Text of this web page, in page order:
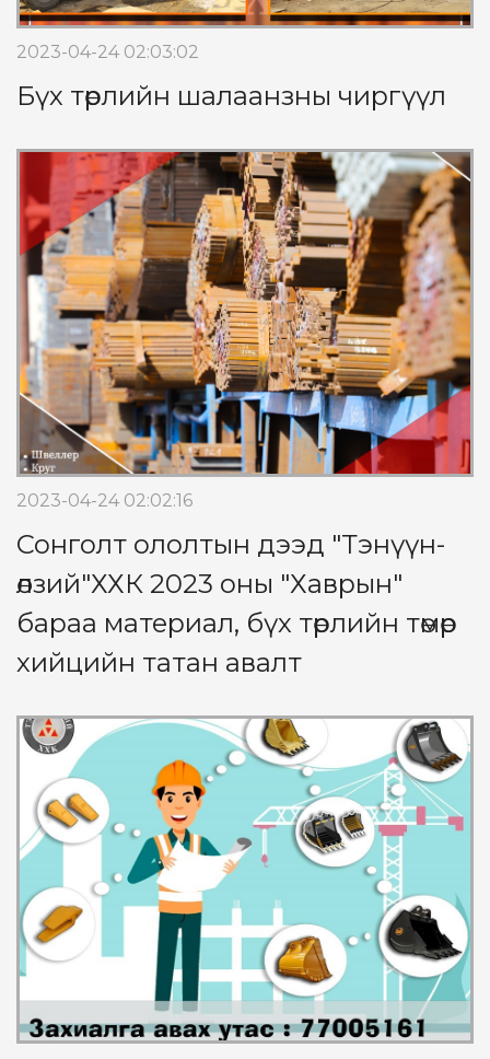
2023-04-24 02:03:02
Бүх төрлийн шалаанзны чиргүүл
2023-04-24 02:02:16
Сонголт ололтын дээд "Тэнүүн-
өлзий"ХХК 2023 оны "Хаврын"
бараа материал, бүх төрлийн төмөр
хийцийн татан авалт